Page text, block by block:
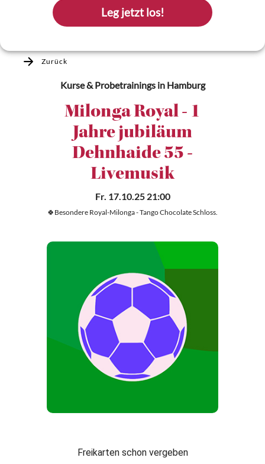
Leg jetzt los!
Zurück
Kurse & Probetrainingsin Hamburg
Milonga Royal - 1
Jahre jubiläum
Dehnhaide 55 -
Livemusik
Fr. 17.10.25 21:00
🍀Besondere Royal-Milonga - Tango Chocolate Schloss.
Freikarten schon vergeben